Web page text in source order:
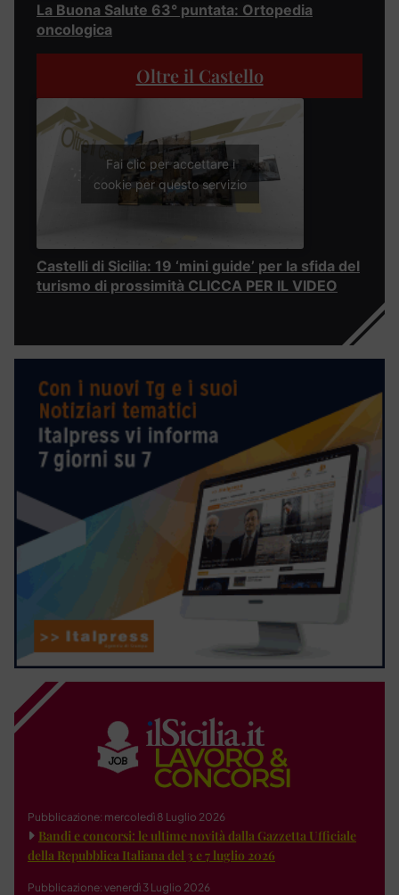
La Buona Salute 63° puntata: Ortopedia
oncologica
Oltre il Castello
Fai clic per accettare i
cookie per questo servizio
Castelli di Sicilia: 19 ‘mini guide’ per la sfida del
turismo di prossimità CLICCA PER IL VIDEO
Pubblicazione: mercoledì 8 Luglio 2026
Bandi e concorsi: le ultime novità dalla Gazzetta Ufficiale
della Repubblica Italiana del 3 e 7 luglio 2026
Pubblicazione: venerdì 3 Luglio 2026